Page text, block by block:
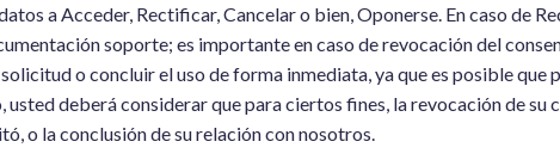
a Acceder, Rectificar, Cancelar o bien, Oponerse. En caso de
soporte; es importante en caso de revocación del
o concluir el uso de forma inmediata, ya que es posible
usted deberá considerar que para ciertos fines, la revocación de
o la conclusión de su relación con nosotros.